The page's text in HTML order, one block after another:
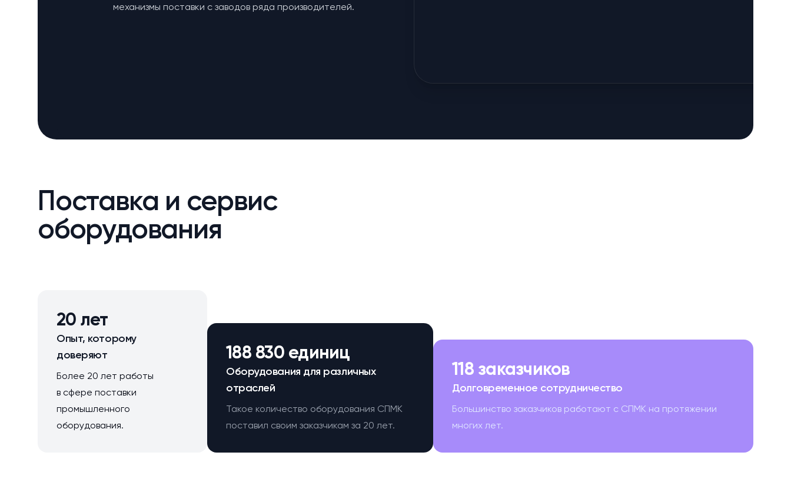
механизмы поставки с заводов ряда производителей.
Поставка и сервис
оборудования
20 лет
Опыт, которому
доверяют
Более 20 лет работы
в сфере поставки
промышленного
оборудования.
188 830 единиц
Оборудования для различных
отраслей
Такое количество оборудования СПМК
поставил своим заказчикам за 20 лет.
118 заказчиков
Долговременное сотрудничество
Большинство заказчиков работают с СПМК на протяжении
многих лет.